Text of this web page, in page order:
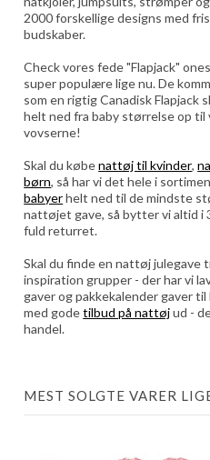
2000 forskellige designs med
budskaber.
Check vores fede "Flapjack"
super populære lige nu. De
som en rigtig Canadisk Flapjack
helt ned fra baby størrelse op til
vovserne!
Skal du købenattøj til kvinder,
børn, så har vi det hele i
babyerhelt ned til de mindste
nattøjet gave, så bytter vi altid i
fuld returret.
Skal du finde en nattøj julegave
inspiration grupper - der har vi
gaver og pakkekalender gaver
med godetilbud på nattøjud -
handel.
MEST SOLGTE VARER